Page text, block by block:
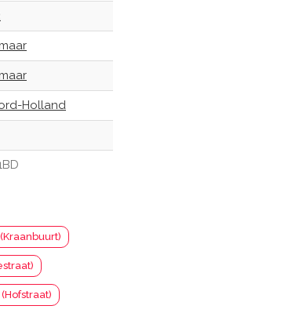
Holland
(Hofstraat)